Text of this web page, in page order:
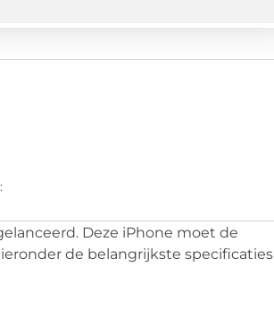
Deze iPhone moet de
de belangrijkste specificaties